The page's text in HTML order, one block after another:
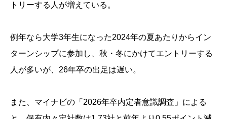
トリーする人が増えている。
例年なら大学3年生になった2024年の夏あたりからイン
ターンシップに参加し、秋・冬にかけてエントリーする
人が多いが、26年卒の出足は遅い。
また、マイナビの「2026年卒内定者意識調査」による